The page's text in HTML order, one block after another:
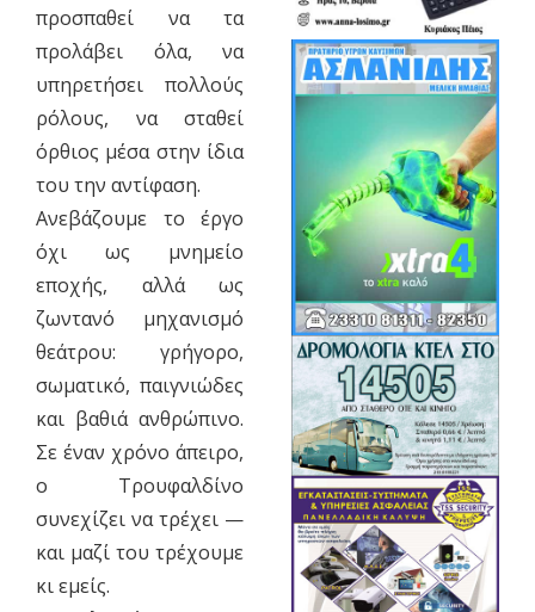
προσπαθεί να τα
προλάβει όλα, να
υπηρετήσει πολλούς
ρόλους, να σταθεί
όρθιος μέσα στην ίδια
του την αντίφαση.
Ανεβάζουμε το έργο
όχι ως μνημείο
εποχής, αλλά ως
ζωντανό μηχανισμό
θεάτρου: γρήγορο,
σωματικό, παιγνιώδες
και βαθιά ανθρώπινο.
Σε έναν χρόνο άπειρο,
ο Τρουφαλδίνο
συνεχίζει να τρέχει —
και μαζί του τρέχουμε
κι εμείς.